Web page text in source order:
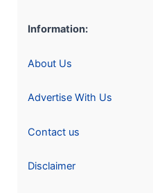
Information:
About Us
Advertise With Us
Contact us
Disclaimer